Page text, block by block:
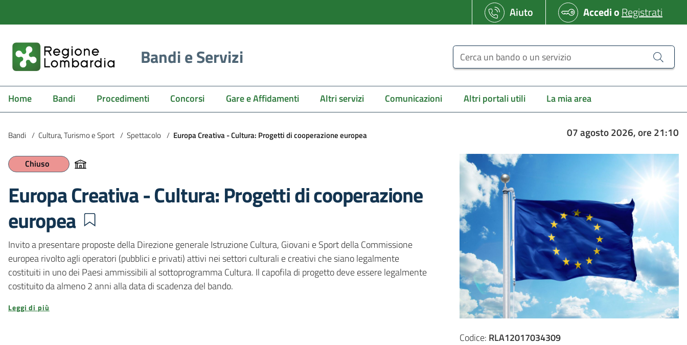
Aiuto AccedioRegistrati
Bandi e Servizi Cerca un bando o un servizio
Home Bandi Procedimenti Concorsi Gare e Affidamenti Altri servizi Comunicazioni Altri portali utili La mia area
Bandi / Cultura, Turismo e Sport / Spettacolo / Europa Creativa - Cultura: Progetti di cooperazione europea 07 agosto 2026, ore 21:10
Chiuso
Europa Creativa - Cultura: Progetti di cooperazione
europea
Invito a presentare proposte della Direzione generale Istruzione Cultura, Giovani e Sport della Commissione
europea rivolto agli operatori (pubblici e privati) attivi nei settori culturali e creativi che siano legalmente
costituiti in uno dei Paesi ammissibili al sottoprogramma Cultura. Il capofila di progetto deve essere legalmente
costituito da almeno 2 anni alla data di scadenza del bando.
Leggi di più
Codice: RLA12017034309